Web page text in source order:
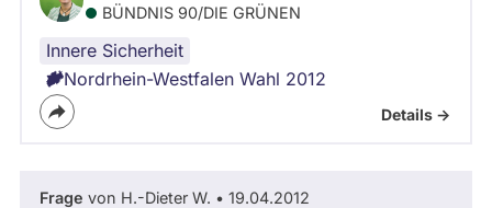
BÜNDNIS 90/­DIE GRÜNEN
Innere Sicherheit
Nordrhein-Westfalen Wahl 2012
Details ->
Frage von H.-Dieter W. • 19.04.2012